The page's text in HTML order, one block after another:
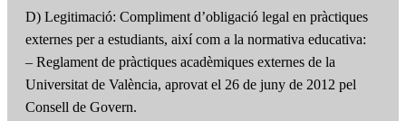
D) Legitimació: Compliment d’obligació legal en pràctiques
externes per a estudiants, així com a la normativa educativa:
– Reglament de pràctiques acadèmiques externes de la
Universitat de València, aprovat el 26 de juny de 2012 pel
Consell de Govern.